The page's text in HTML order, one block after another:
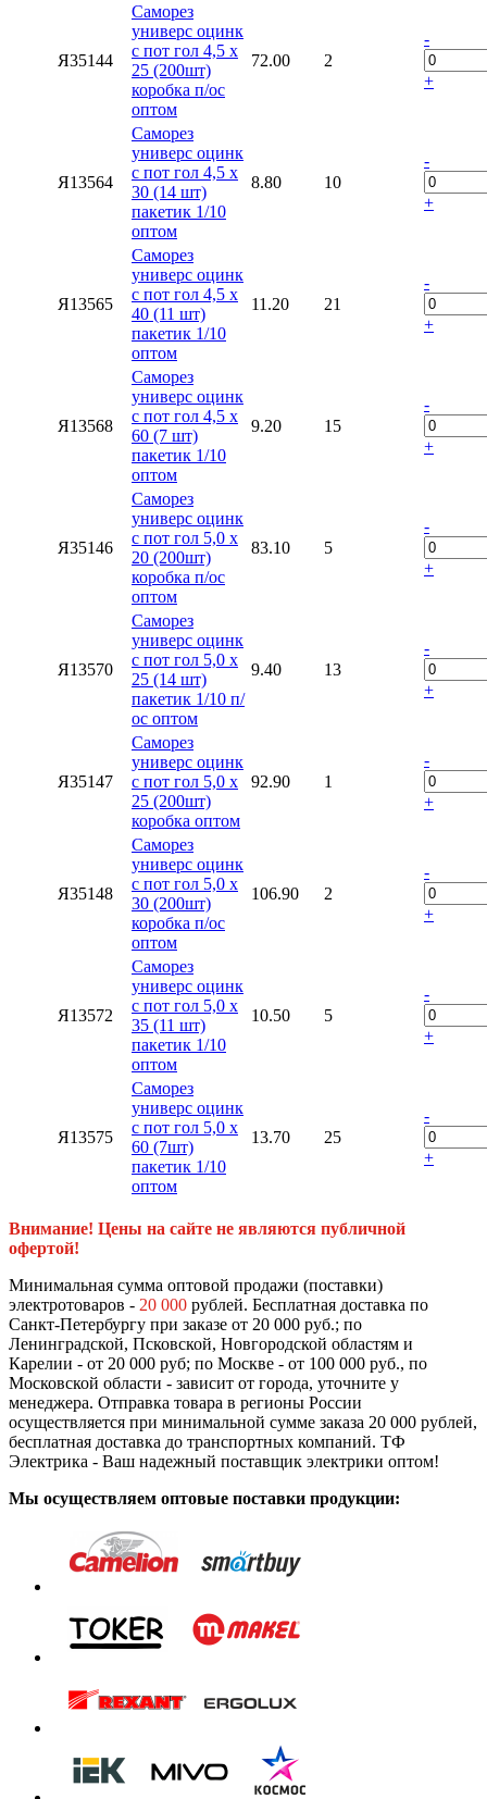
Я35144
Саморез
универс оцинк
с пот гол 4,5 х
25 (200шт)
коробка п/ос
оптом
72.00 2
-
+
Я13564
Саморез
универс оцинк
с пот гол 4,5 х
30 (14 шт)
пакетик 1/10
оптом
8.80 10
-
+
Я13565
Саморез
универс оцинк
с пот гол 4,5 х
40 (11 шт)
пакетик 1/10
оптом
11.20 21
-
+
Я13568
Саморез
универс оцинк
с пот гол 4,5 х
60 (7 шт)
пакетик 1/10
оптом
9.20 15
-
+
Я35146
Саморез
универс оцинк
с пот гол 5,0 х
20 (200шт)
коробка п/ос
оптом
83.10 5
-
+
Я13570
Саморез
универс оцинк
с пот гол 5,0 х
25 (14 шт)
пакетик 1/10 п/
ос оптом
9.40 13
-
+
Я35147
Саморез
универс оцинк
с пот гол 5,0 х
25 (200шт)
коробка оптом
92.90 1
-
+
Я35148
Саморез
универс оцинк
с пот гол 5,0 х
30 (200шт)
коробка п/ос
оптом
106.90 2
-
+
Я13572
Саморез
универс оцинк
с пот гол 5,0 х
35 (11 шт)
пакетик 1/10
оптом
10.50 5
-
+
Я13575
Саморез
универс оцинк
с пот гол 5,0 х
60 (7шт)
пакетик 1/10
оптом
13.70 25
-
+
Внимание! Цены на сайте не являются публичной
офертой!
Минимальная сумма оптовой продажи (поставки)
электротоваров - 20 000 рублей. Бесплатная доставка по
Санкт-Петербургу при заказе от 20 000 руб.; по
Ленинградской, Псковской, Новгородской областям и
Карелии - от 20 000 руб; по Москве - от 100 000 руб., по
Московской области - зависит от города, уточните у
менеджера. Отправка товара в регионы России
осуществляется при минимальной сумме заказа 20 000 рублей,
бесплатная доставка до транспортных компаний. ТФ
Электрика - Ваш надежный поставщик электрики оптом!
Мы осуществляем оптовые поставки продукции: